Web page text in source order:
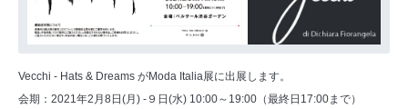
Vecchi - Hats & Dreams がModa Italia展に出展します。
会期：2021年2月8日(月) -９日(水) 10:00～19:00（最終日17:00まで）